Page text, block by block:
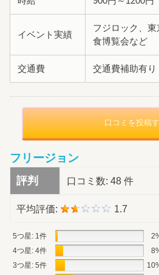
イベント実績
フジロック、
食博覧会など
交通費 交通費補助有り
口コミを投稿
フリージョン
評判 口コミ数:48 件
平均評価: 1.7
5つ星: 1件
4つ星: 4件
3つ星: 5件